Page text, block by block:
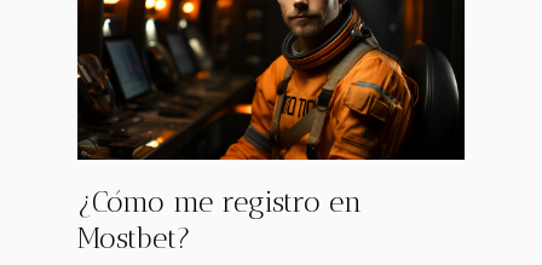
¿Cómo me registro en
Mostbet?